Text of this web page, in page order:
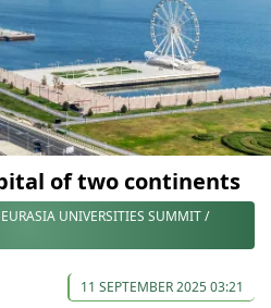
of two continents
UNIVERSITIES SUMMIT /
11 SEPTEMBER 2025 03:21